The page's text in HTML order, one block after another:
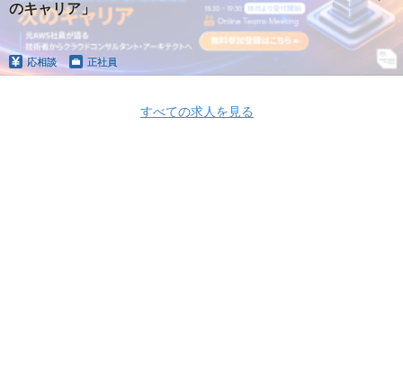
のキャリア」
応相談 正社員
すべての求人を見る